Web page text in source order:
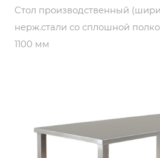
Стол производственный
нерж.стали со сплошной
1100 мм